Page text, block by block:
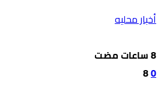
أخبار محليه
0
8